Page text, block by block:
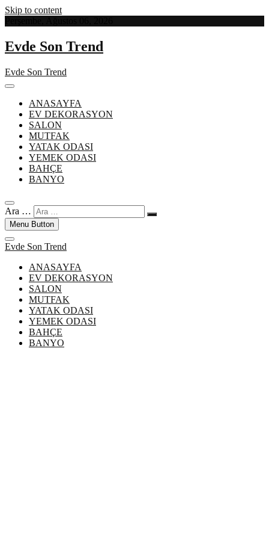
Skip to content
Evde Son Trend
Evde Son Trend
ANASAYFA
EV DEKORASYON
SALON
MUTFAK
YATAK ODASI
YEMEK ODASI
BAHÇE
BANYO
Ara …
Menu Button
Evde Son Trend
ANASAYFA
EV DEKORASYON
SALON
MUTFAK
YATAK ODASI
YEMEK ODASI
BAHÇE
BANYO